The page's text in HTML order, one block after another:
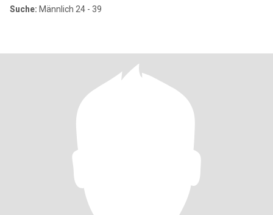
Suche: Männlich 24 - 39